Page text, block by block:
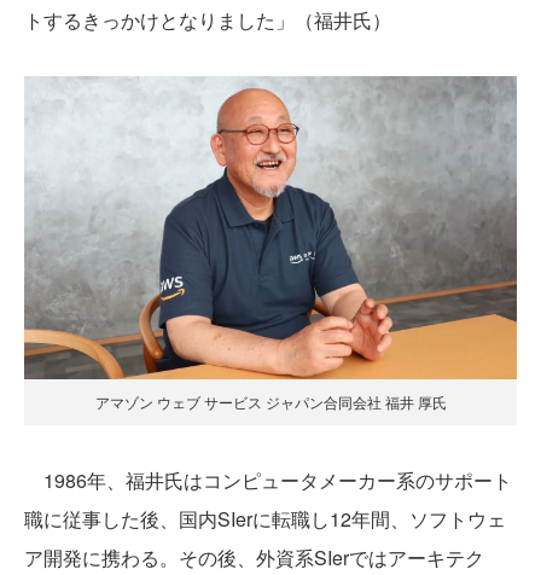
トするきっかけとなりました」（福井氏）
アマゾン ウェブ サービス ジャパン合同会社 福井 厚氏
1986年、福井氏はコンピュータメーカー系のサポート
職に従事した後、国内SIerに転職し12年間、ソフトウェ
ア開発に携わる。その後、外資系SIerではアーキテク